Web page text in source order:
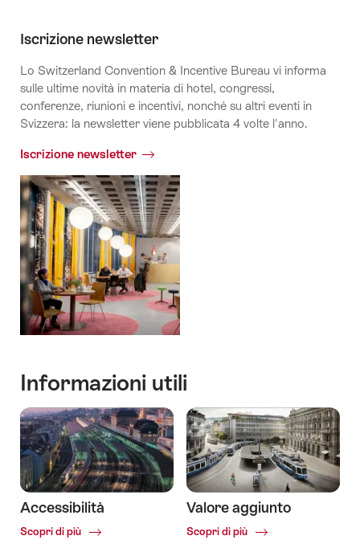
Iscrizione newsletter
Lo Switzerland Convention & Incentive Bureau vi informa
sulle ultime novità in materia di hotel, congressi,
conferenze, riunioni e incentivi, nonché su altri eventi in
Svizzera: la newsletter viene pubblicata 4 volte l'anno.
Iscrizione newsletter
Informazioni utili
Accessibilità
Scopri di più
Common.Of
Valore aggiunto
Scopri di più
Common.Of